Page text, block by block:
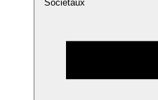
Sociétaux